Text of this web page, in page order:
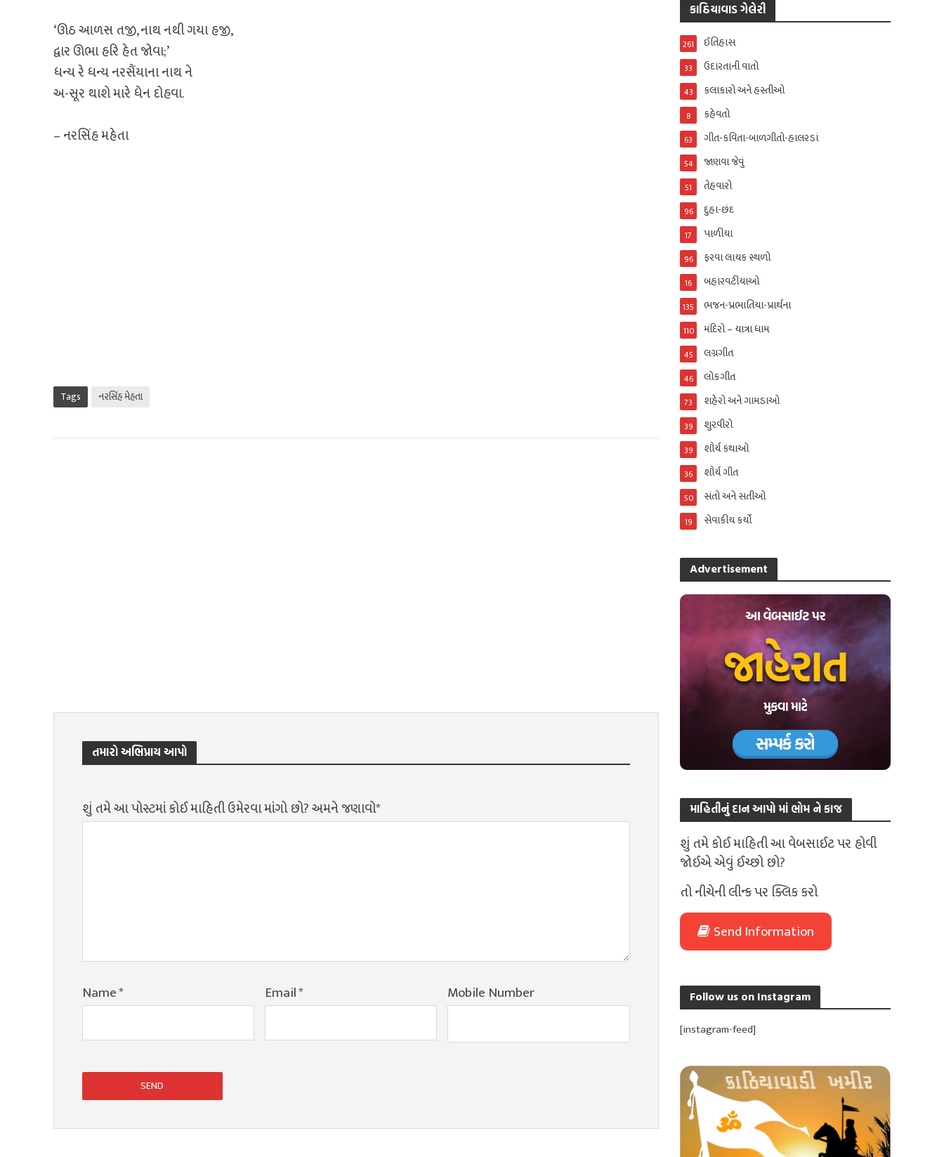
‘ઊઠ આળસ તજી, નાથ નથી ગયા હજી,
દ્વાર ઊભા હરિ હેત જોવા;’
ધન્ય રે ધન્ય નરસૈંયાના નાથ ને
અ-સૂર થાશે મારે ધેન દોહવા.
– નરસિંહ મહેતા
Tags નરસિંહ મેહતા
તમારો અભિપ્રાય આપો
શું તમે આ પોસ્ટમાં કોઈ માહિતી ઉમેરવા માંગો છો? અમને જણાવો*
Name* Email* Mobile Number
કાઠિયાવાડ ગેલેરી
ઈતિહાસ
261
ઉદારતાની વાતો
33
કલાકારો અને હસ્તીઓ
43
કહેવતો
8
ગીત-કવિતા-બાળગીતો-હાલરડાં
63
જાણવા જેવું
54
તેહવારો
51
દુહા-છંદ
96
પાળીયા
17
ફરવા લાયક સ્થળો
96
બહારવટીયાઓ
16
ભજન-પ્રભાતિયા-પ્રાર્થના
135
મંદિરો – યાત્રા ધામ
110
લગ્નગીત
45
લોકગીત
46
શહેરો અને ગામડાઓ
73
શુરવીરો
39
શૌર્ય કથાઓ
39
શૌર્ય ગીત
36
સંતો અને સતીઓ
50
સેવાકીય કર્યો
19
Advertisement
માહિતીનું દાન આપો માં ભોમ ને કાજ
શું તમે કોઈ માહિતી આ વેબસાઈટ પર હોવી
જોઈએ એવું ઈચ્છો છો?
તો નીચેની લીન્ક પર ક્લિક કરો
Send Information
Follow us on Instagram
[instagram-feed]